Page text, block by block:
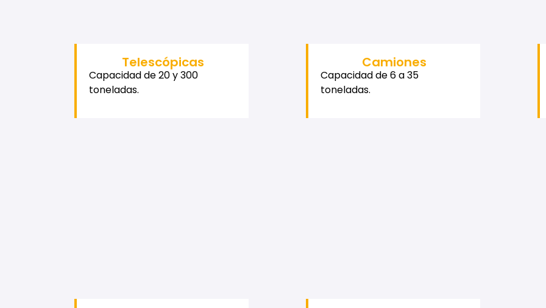
Telescópicas
Capacidad de 20 y 300
toneladas.
Camiones
Capacidad de 6 a 35
toneladas.